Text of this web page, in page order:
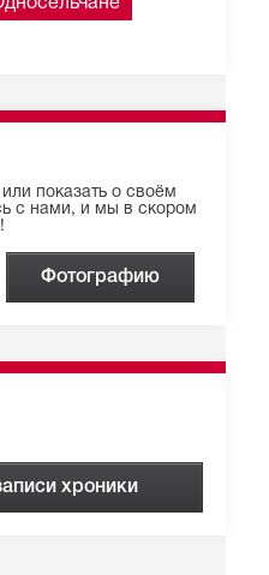
показать о своём
с нами, и мы в скором
Фотографию
хроники